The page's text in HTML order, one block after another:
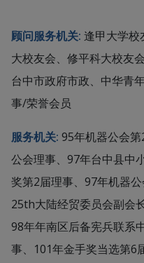
顾问服务机关: 逢甲大学校
大校友会、修平科大校友
台中市政府市政、中华青
事/荣誉会员
服务机关: 95年机器公会
公会理事、97年台中县中
奖第2届理事、97年机器
25th大陆经贸委员会副会
98年年南区后备宪兵联系
事、101年金手奖当选第6